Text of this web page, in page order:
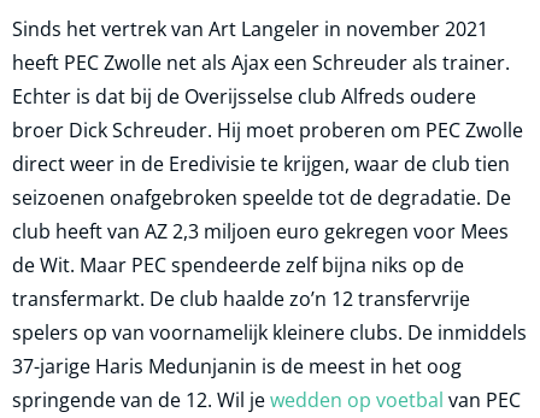
Sinds het vertrek van Art Langeler in november 2021
heeft PEC Zwolle net als Ajax een Schreuder als trainer.
Echter is dat bij de Overijsselse club Alfreds oudere
broer Dick Schreuder. Hij moet proberen om PEC Zwolle
direct weer in de Eredivisie te krijgen, waar de club tien
seizoenen onafgebroken speelde tot de degradatie. De
club heeft van AZ 2,3 miljoen euro gekregen voor Mees
de Wit. Maar PEC spendeerde zelf bijna niks op de
transfermarkt. De club haalde zo’n 12 transfervrije
spelers op van voornamelijk kleinere clubs. De inmiddels
37-jarige Haris Medunjanin is de meest in het oog
springende van de 12. Wil jewedden op voetbal van PEC